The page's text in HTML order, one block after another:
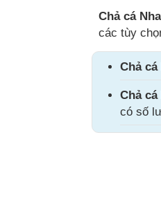
Chả cá
các tùy
Chả
Chả
có số